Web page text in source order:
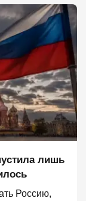
лишь
Россию,